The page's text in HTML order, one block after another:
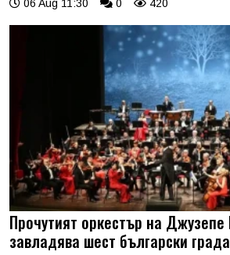
06 Aug 11:30 0 420
Прочутият оркестър на
завладява шест български